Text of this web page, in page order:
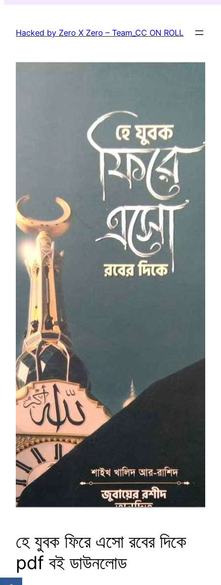
content
Hacked by Zero X Zero – Team_CC ON ROLL
হে যুবক ফিরে এসো রবের দিকে
pdf বই ডাউনলোড